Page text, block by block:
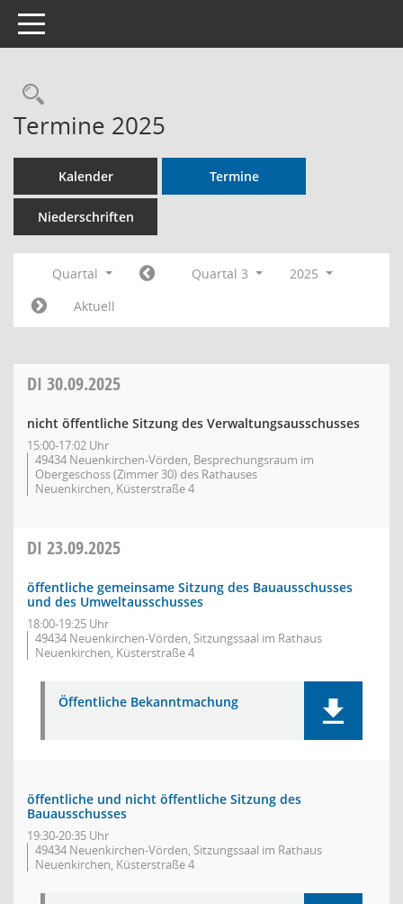
Toggle navigation
Rechercheauswahl
Termine 2025
Kalender Termine
Niederschriften
Quartal Quartal 3
2025
Aktuell
DI 30.09.2025
nicht öffentliche Sitzung des Verwaltungsausschusses
15:00-17:02 Uhr
49434 Neuenkirchen-Vörden, Besprechungsraum im
Obergeschoss (Zimmer 30) des Rathauses
Neuenkirchen, Küsterstraße 4
DI 23.09.2025
öffentliche gemeinsame Sitzung des Bauausschusses
und des Umweltausschusses
18:00-19:25 Uhr
49434 Neuenkirchen-Vörden, Sitzungssaal im Rathaus
Neuenkirchen, Küsterstraße 4
Öffentliche Bekanntmachung
öffentliche und nicht öffentliche Sitzung des
Bauausschusses
19:30-20:35 Uhr
49434 Neuenkirchen-Vörden, Sitzungssaal im Rathaus
Neuenkirchen, Küsterstraße 4